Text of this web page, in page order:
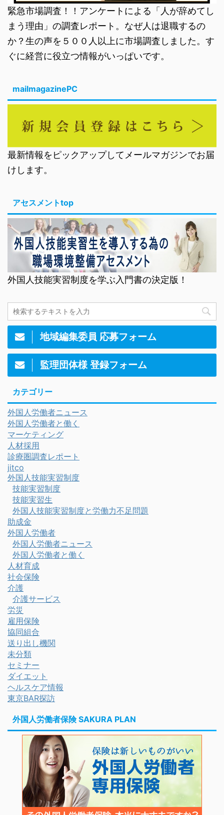
緊急市場調査！！アンケートによる「人が辞めてし
まう理由」の調査レポート。なぜ人は退職するの
か？生の声を５００人以上に市場調査しました。す
ぐに経営に役立つ情報がいっぱいです。
mailmagazinePC
最新情報をピックアップしてメールマガジンでお届
けします。
アセスメントtop
外国人技能実習制度を学ぶ入門書の決定版！
地域編集委員 応募フォーム
監理団体様 登録フォーム
カテゴリー
外国人労働者ニュース
外国人労働者と働く
マーケティング
人材採用
診療圏調査レポート
jitco
外国人技能実習制度
技能実習制度
技能実習生
外国人技能実習制度と労働力不足問題
助成金
外国人労働者
外国人労働者ニュース
外国人労働者と働く
人材育成
社会保険
介護
介護サービス
労災
雇用保険
協同組合
送り出し機関
未分類
セミナー
ダイエット
ヘルスケア情報
東京BAR探訪
外国人労働者保険 SAKURA PLAN